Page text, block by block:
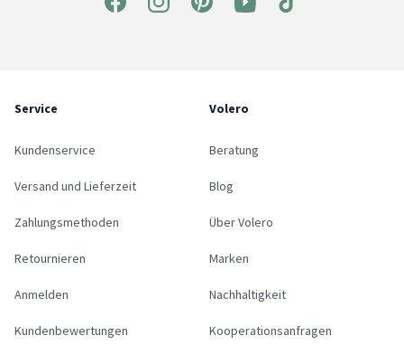
Service
Kundenservice
Versand und Lieferzeit
Zahlungsmethoden
Retournieren
Anmelden
Kundenbewertungen
Volero
Beratung
Blog
Über Volero
Marken
Nachhaltigkeit
Kooperationsanfragen